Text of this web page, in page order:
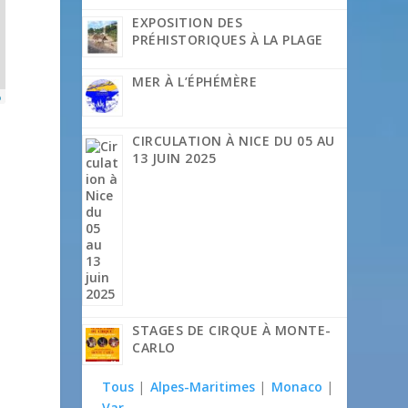
EXPOSITION DES
PRÉHISTORIQUES À LA PLAGE
MER À L’ÉPHÉMÈRE
CIRCULATION À NICE DU 05 AU
13 JUIN 2025
STAGES DE CIRQUE À MONTE-
CARLO
Tous | Alpes-Maritimes | Monaco |